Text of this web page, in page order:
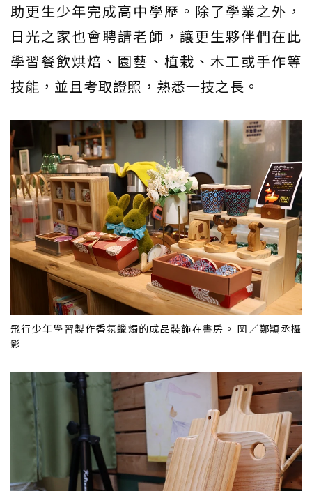
助更生少年完成高中學歷。除了學業之外，
日光之家也會聘請老師，讓更生夥伴們在此
學習餐飲烘焙、園藝、植栽、木工或手作等
技能，並且考取證照，熟悉一技之長。
飛行少年學習製作香氛蠟燭的成品裝飾在書房。 圖／鄭穎丞攝
影